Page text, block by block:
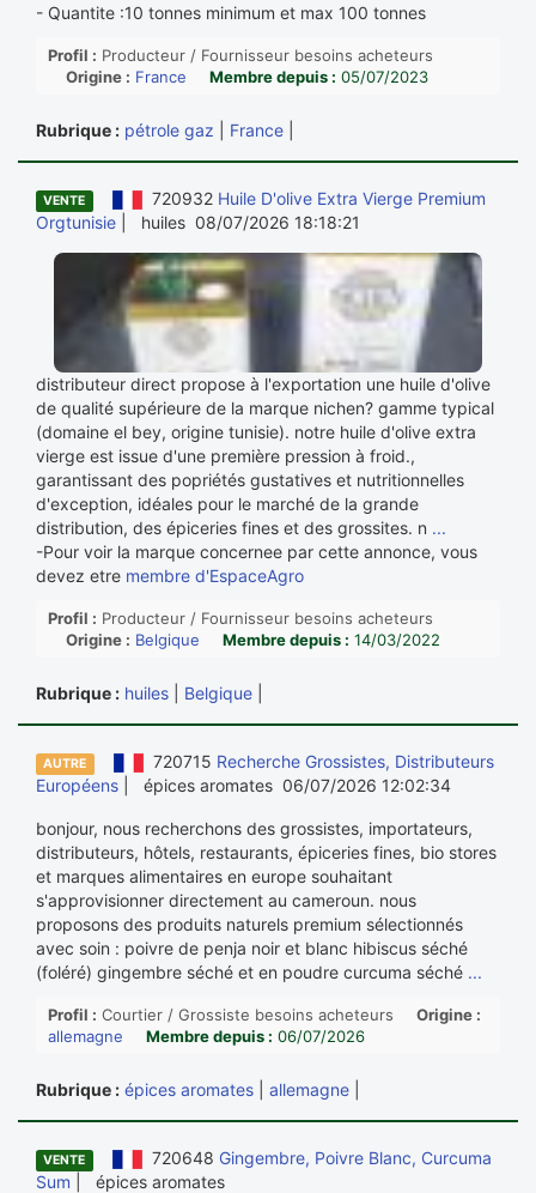
- Quantite :10 tonnes minimum et max 100 tonnes
Profil : Producteur / Fournisseur besoins acheteurs
Origine : France Membre depuis : 05/07/2023
Rubrique : pétrole gaz France
VENTE 720932 Huile D'olive Extra Vierge Premium
Orgtunisie | huiles 08/07/2026 18:18:21
distributeur direct propose à l'exportation une huile d'olive
de qualité supérieure de la marque nichen? gamme typical
(domaine el bey, origine tunisie). notre huile d'olive extra
vierge est issue d'une première pression à froid.,
garantissant des popriétés gustatives et nutritionnelles
d'exception, idéales pour le marché de la grande
distribution, des épiceries fines et des grossites. n ...
-Pour voir la marque concernee par cette annonce, vous
devez etre membre d'EspaceAgro
Profil : Producteur / Fournisseur besoins acheteurs
Origine : Belgique Membre depuis : 14/03/2022
Rubrique : huiles Belgique
AUTRE 720715 Recherche Grossistes, Distributeurs
Européens | épices aromates 06/07/2026 12:02:34
bonjour, nous recherchons des grossistes, importateurs,
distributeurs, hôtels, restaurants, épiceries fines, bio stores
et marques alimentaires en europe souhaitant
s'approvisionner directement au cameroun. nous
proposons des produits naturels premium sélectionnés
avec soin : poivre de penja noir et blanc hibiscus séché
(foléré) gingembre séché et en poudre curcuma séché ...
Profil : Courtier / Grossiste besoins acheteurs
Origine :
allemagne
Membre depuis : 06/07/2026
Rubrique : épices aromates allemagne
VENTE 720648 Gingembre, Poivre Blanc, Curcuma
Sum | épices aromates